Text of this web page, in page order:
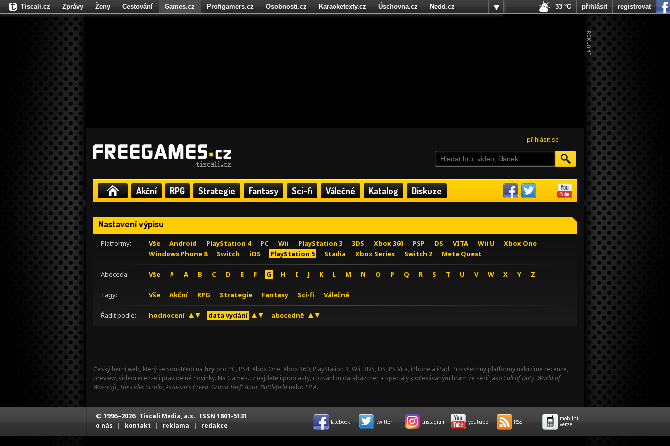
přihlásit se
Akční RPG Strategie Fantasy Sci-fi Válečné Katalog Diskuze
Nastavení výpisu
Platformy: Vše Android PlayStation 4 PC Wii PlayStation 3 3DS Xbox 360 PSP DS VITA Wii U
Xbox One
Windows Phone 8
Switch iOS PlayStation 5 Stadia Xbox Series Switch 2 Meta Quest
Abeceda: Vše # A B C D E F G H I J K L M N O P Q R S T U V W X Y Z
Tagy: Vše Akční RPG Strategie Fantasy Sci-fi Válečné
Řadit podle: hodnocení data vydání abecedně
Český herní web, který se soustředí na hry pro PC, PS4, Xbox One, Xbox 360, PlayStation 3, Wii, 3DS, DS, PS Vita, iPhone a iPad. Pro všechny platformy nabízíme recenze,
preview, videorecenze i pravidelné novinky. Na Games.cz najdete i podcasty, rozsáhlou databázi her a speciály k očekávaným hrám ze sérií jako Call of Duty, World of
Warcraft, The Elder Scrolls,Assassin's Creed, Grand Theft Auto, Battlefield nebo FIFA.
Tiscali.cz Zprávy Ženy Cestování Games.cz Profigamers.cz Osobnosti.cz Karaoketexty.cz Úschovna.cz
Nedd.cz
Fights.cz
33 °C přihlásit registrovat
© 1996–2026 Tiscali Media, a.s. ISSN 1801-5131
o nás | kontakt | reklama | redakce facebook twitter Instagram youtube RSS
mobilní
verze